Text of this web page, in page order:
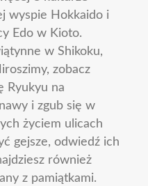
wyspie Hokkaido i
Edo w Kioto.
w Shikoku,
zobacz
Ryukyu na
i zgub się w
życiem ulicach
gejsze, odwiedź ich
również
z pamiątkami.